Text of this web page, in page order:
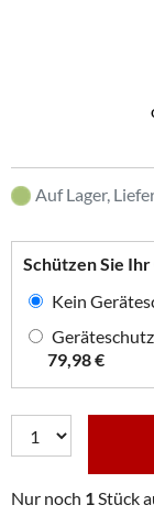
Auf Lager,
Schützen Sie
Kein
79,98 €
Nur noch 1Stück